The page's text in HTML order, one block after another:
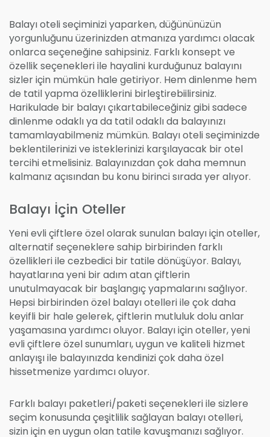
Balayı oteli seçiminizi yaparken, düğününüzün
yorgunluğunu üzerinizden atmanıza yardımcı olacak
onlarca seçeneğine sahipsiniz. Farklı konsept ve
özellik seçenekleri ile hayalini kurduğunuz balayını
sizler için mümkün hale getiriyor. Hem dinlenme hem
de tatil yapma özelliklerini birleştirebiilirsiniz.
Harikulade bir balayı çıkartabileceğiniz gibi sadece
dinlenme odaklı ya da tatil odaklı da balayınızı
tamamlayabilmeniz mümkün. Balayı oteli seçiminizde
beklentilerinizi ve isteklerinizi karşılayacak bir otel
tercihi etmelisiniz. Balayınızdan çok daha memnun
kalmanız açısından bu konu birinci sırada yer alıyor.
Balayı İçin Oteller
Yeni evli çiftlere özel olarak sunulan balayı için oteller,
alternatif seçeneklere sahip birbirinden farklı
özellikleri ile cezbedici bir tatile dönüşüyor. Balayı,
hayatlarına yeni bir adım atan çiftlerin
unutulmayacak bir başlangıç yapmalarını sağlıyor.
Hepsi birbirinden özel balayı otelleri ile çok daha
keyifli bir hale gelerek, çiftlerin mutluluk dolu anlar
yaşamasına yardımcı oluyor. Balayı için oteller, yeni
evli çiftlere özel sunumları, uygun ve kaliteli hizmet
anlayışı ile balayınızda kendinizi çok daha özel
hissetmenize yardımcı oluyor.
Farklı balayı paketleri/paketi seçenekleri ile sizlere
seçim konusunda çeşitlilik sağlayan balayı otelleri,
sizin için en uygun olan tatile kavuşmanızı sağlıyor.